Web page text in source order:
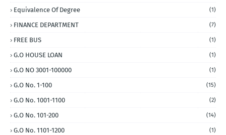
Equivalence Of Degree (1)
FINANCE DEPARTMENT (7)
FREE BUS (1)
G.O HOUSE LOAN (1)
G.O NO 3001-100000 (1)
G.O No. 1-100 (15)
G.O No. 1001-1100 (2)
G.O No. 101-200 (14)
G.O No. 1101-1200 (1)